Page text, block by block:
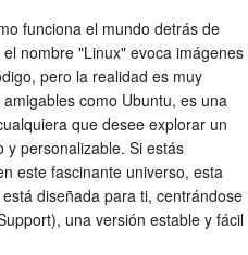
funciona el mundo detrás de
nombre "Linux" evoca imágenes
pero la realidad es muy
como Ubuntu, es una
que desee explorar un
y personalizable. Si estás
este fascinante universo, esta
está diseñada para ti, centrándose
una versión estable y fácil